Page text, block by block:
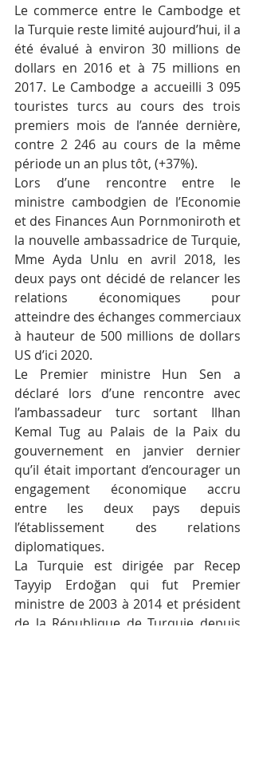
Le commerce entre le Cambodge et
la Turquie reste limité aujourd’hui, il a
été évalué à environ 30 millions de
dollars en 2016 et à 75 millions en
2017. Le Cambodge a accueilli 3 095
touristes turcs au cours des trois
premiers mois de l’année dernière,
contre 2 246 au cours de la même
période un an plus tôt, (+37%).
Lors d’une rencontre entre le
ministre cambodgien de l’Economie
et des Finances Aun Pornmoniroth et
la nouvelle ambassadrice de Turquie,
Mme Ayda Unlu en avril 2018, les
deux pays ont décidé de relancer les
relations économiques pour
atteindre des échanges commerciaux
à hauteur de 500 millions de dollars
US d’ici 2020.
Le Premier ministre Hun Sen a
déclaré lors d’une rencontre avec
l’ambassadeur turc sortant Ilhan
Kemal Tug au Palais de la Paix du
gouvernement en janvier dernier
qu’il était important d’encourager un
engagement économique accru
entre les deux pays depuis
l’établissement des relations
diplomatiques.
La Turquie est dirigée par Recep
Tayyip Erdoğan qui fut Premier
ministre de 2003 à 2014 et président
de la République de Turquie depuis